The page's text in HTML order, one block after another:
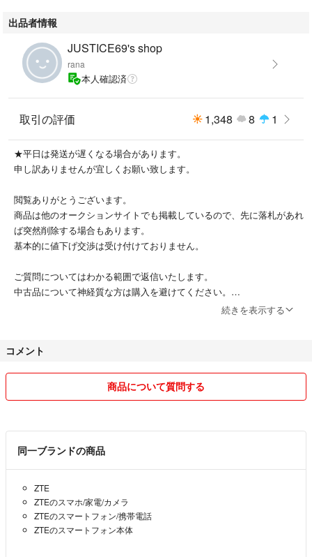
指紋認証：有
外部メモリ：microSDXC
#A302ZT(WH)
#スマホ/家電/カメラ
#スマートフォン本体
出品者情報
JUSTICE69's shop
rana
本人確認済
取引の評価 1,348 8 1
★平日は発送が遅くなる場合があります。
申し訳ありませんが宜しくお願い致します。
閲覧ありがとうございます。
商品は他のオークションサイトでも掲載しているので、先に落札があれ
ば突然削除する場合もあります。
基本的に値下げ交渉は受け付けておりません。
ご質問についてはわかる範囲で返信いたします。
中古品について神経質な方は購入を避けてください。
すがそのような方とお取引できませんので、入札はお控え願います。ブ
続きを表示する
コメント
商品について質問する
同一ブランドの商品
ZTE
ZTEのスマホ/家電/カメラ
ZTEのスマートフォン/携帯電話
ZTEのスマートフォン本体